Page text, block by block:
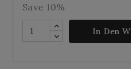
Save 10%
In Den